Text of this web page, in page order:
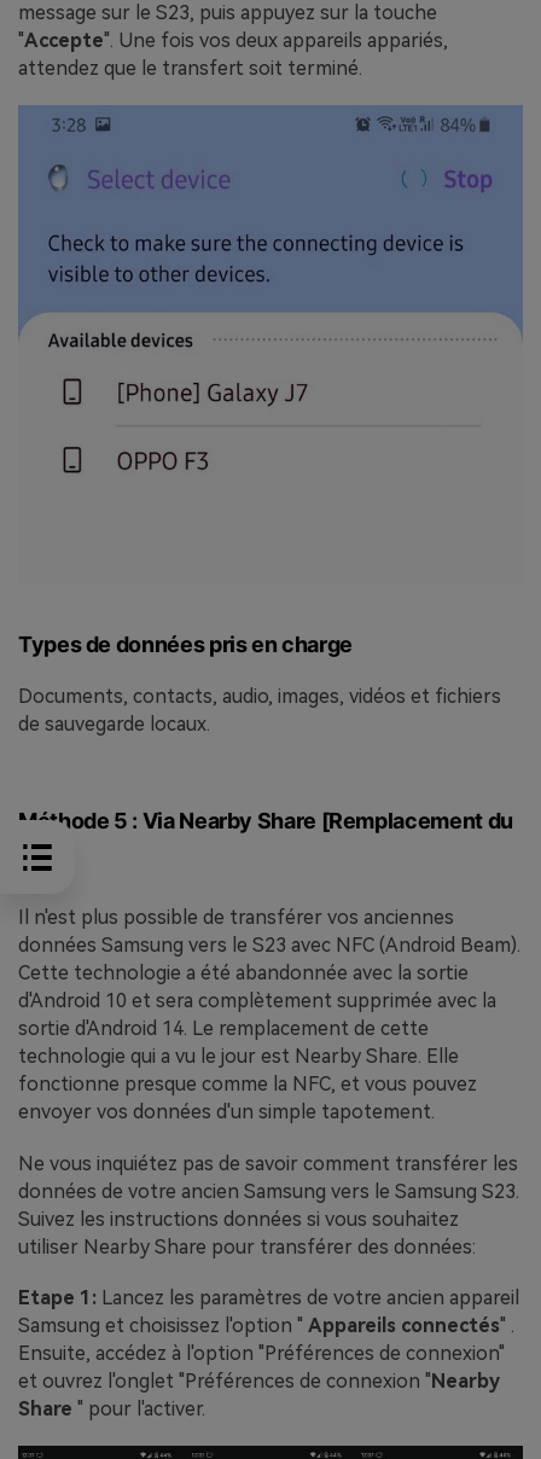
message sur le S23, puis appuyez sur la touche
"Accepte". Une fois vos deux appareils appariés,
attendez que le transfert soit terminé.
Types de données pris en charge
Documents, contacts, audio, images, vidéos et fichiers
de sauvegarde locaux.
Méthode 5 : Via Nearby Share [Remplacement du
NFC]
Il n'est plus possible de transférer vos anciennes
données Samsung vers le S23 avec NFC (Android Beam).
Cette technologie a été abandonnée avec la sortie
d'Android 10 et sera complètement supprimée avec la
sortie d'Android 14. Le remplacement de cette
technologie qui a vu le jour est Nearby Share. Elle
fonctionne presque comme la NFC, et vous pouvez
envoyer vos données d'un simple tapotement.
Ne vous inquiétez pas de savoir comment transférer les
données de votre ancien Samsung vers le Samsung S23.
Suivez les instructions données si vous souhaitez
utiliser Nearby Share pour transférer des données:
Etape 1: Lancez les paramètres de votre ancien appareil
Samsung et choisissez l'option " Appareils connectés" .
Ensuite, accédez à l'option "Préférences de connexion"
et ouvrez l'onglet "Préférences de connexion "Nearby
Share " pour l'activer.